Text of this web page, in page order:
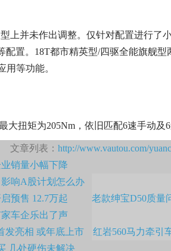
并未作出调整。仅针对配置进行了
置。18T都市精英型/四驱全能旗舰型
等功能。
扭矩为205Nm，依旧匹配6速手动及
文章列表： http://www.vautou.com/
销量小幅下降
响A股计划怎么办
预售 12.7万起
车企乐出了声
发亮相 或年底上市
几处硬伤未解决
老款绅宝D50质量
红岩560马力牵引